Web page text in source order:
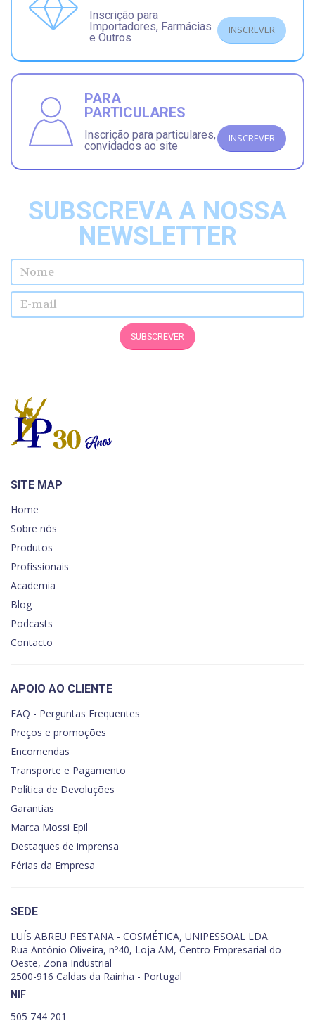
Inscrição para
Importadores, Farmácias
e Outros
INSCREVER
PARA
PARTICULARES
Inscrição para particulares,
convidados ao site
INSCREVER
SUBSCREVA A NOSSA
NEWSLETTER
SUBSCREVER
SITE MAP
Home
Sobre nós
Produtos
Profissionais
Academia
Blog
Podcasts
Contacto
APOIO AO CLIENTE
FAQ - Perguntas Frequentes
Preços e promoções
Encomendas
Transporte e Pagamento
Política de Devoluções
Garantias
Marca Mossi Epil
Destaques de imprensa
Férias da Empresa
SEDE
LUÍS ABREU PESTANA - COSMÉTICA, UNIPESSOAL LDA.
Rua António Oliveira, nº40, Loja AM, Centro Empresarial do
Oeste, Zona Industrial
2500-916 Caldas da Rainha - Portugal
NIF
505 744 201